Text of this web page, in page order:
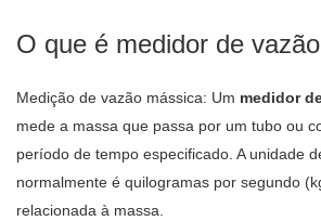
O que é medidor de
Medição de vazão mássica: Um medidor
mede a massa que passa por um tubo ou
período de tempo especificado. A unidade
normalmente é quilogramas por segundo
relacionada à massa.